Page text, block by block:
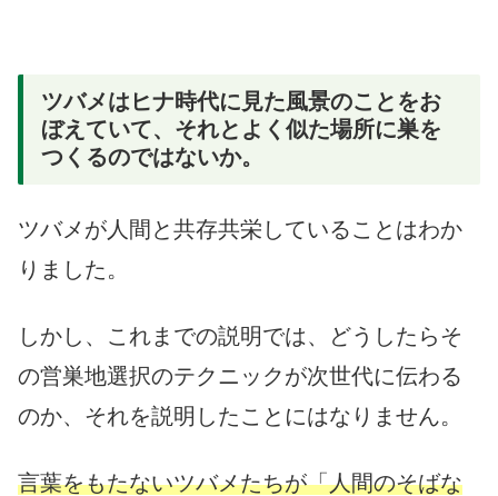
ツバメはヒナ時代に見た風景のことをお
ぼえていて、それとよく似た場所に巣を
つくるのではないか。
ツバメが人間と共存共栄していることはわか
りました。
しかし、これまでの説明では、どうしたらそ
の営巣地選択のテクニックが次世代に伝わる
のか、それを説明したことにはなりません。
言葉をもたないツバメたちが「人間のそばな